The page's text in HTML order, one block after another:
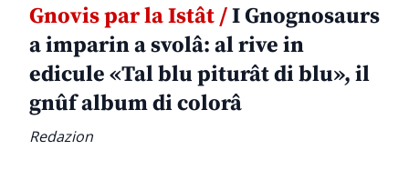
Gnovis par la Istât /I Gnognosaurs
a imparin a svolâ: al rive in
edicule «Tal blu piturât di blu», il
gnûf album di colorâ
Redazion